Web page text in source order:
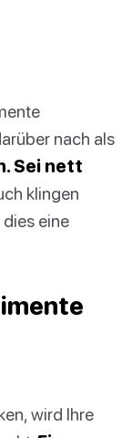
nach als
Sei nett
klingen
eine
wird Ihre